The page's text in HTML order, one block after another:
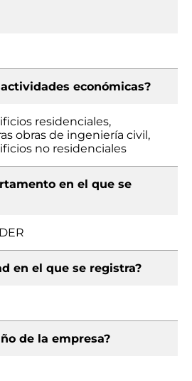
económicas?
residenciales,
obras de ingeniería civil,
no residenciales
en el que se
en el que se registra?
de la empresa?